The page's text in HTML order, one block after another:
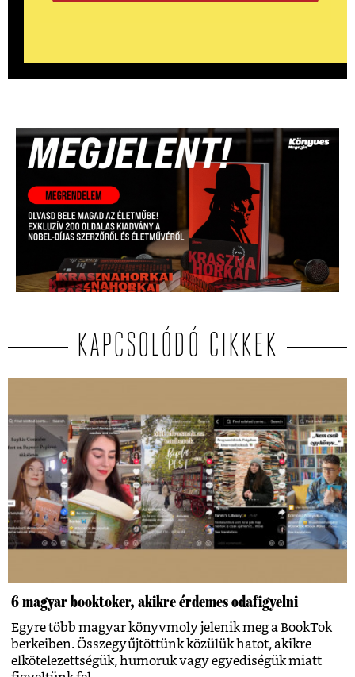
KAPCSOLÓDÓ CIKKEK
6 magyar booktoker, akikre érdemes odafigyelni
Egyre több magyar könyvmoly jelenik meg a BookTok
berkeiben. Összegyűjtöttünk közülük hatot, akikre
elkötelezettségük, humoruk vagy egyediségük miatt